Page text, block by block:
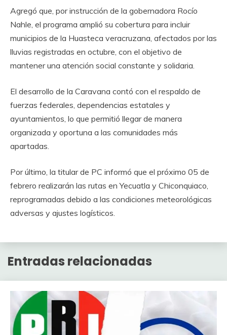
Agregó que, por instrucción de la gobernadora Rocío
Nahle, el programa amplió su cobertura para incluir
municipios de la Huasteca veracruzana, afectados por las
lluvias registradas en octubre, con el objetivo de
mantener una atención social constante y solidaria.
El desarrollo de la Caravana contó con el respaldo de
fuerzas federales, dependencias estatales y
ayuntamientos, lo que permitió llegar de manera
organizada y oportuna a las comunidades más
apartadas.
Por último, la titular de PC informó que el próximo 05 de
febrero realizarán las rutas en Yecuatla y Chiconquiaco,
reprogramadas debido a las condiciones meteorológicas
adversas y ajustes logísticos.
Entradas relacionadas